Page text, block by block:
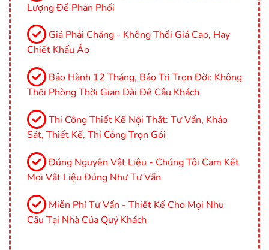
Lượng Để Phân Phối
Giá Phải Chăng - Không Thổi Giá Cao, Hay
Chiết Khấu Ảo
Bảo Hành 12 Tháng, Bảo Trì Trọn Đời: Không
Thổi Phòng Thời Gian Dài Để Câu Khách
Thi Công Thiết Kế Nội Thất: Tư Vấn, Khảo
Sát, Thiết Kế, Thi Công Trọn Gói
Đúng Nguyên Vật Liệu - Chúng Tôi Cam Kết
Mọi Vật Liệu Đúng Như Tư Vấn
Miễn Phí Tư Vấn - Thiết Kế Cho Mọi Nhu
Cầu Tại Nhà Của Quý Khách